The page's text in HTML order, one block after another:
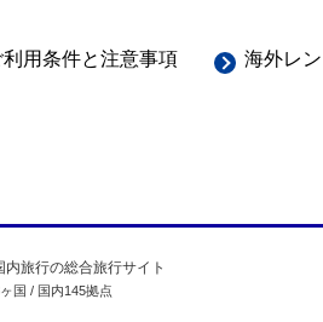
用条件と注意事項 海外レ
内旅行の総合旅行サイト
国 / 国内145拠点